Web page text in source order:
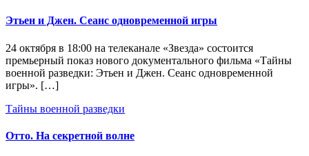
Этьен и Джен. Сеанс одновременной игры
24 октября в 18:00 на телеканале «Звезда» состоится
премьерный показ нового документального фильма «Тайны
военной разведки: Этьен и Джен. Сеанс одновременной
игры». […]
Тайны военной разведки
Отто. На секретной волне